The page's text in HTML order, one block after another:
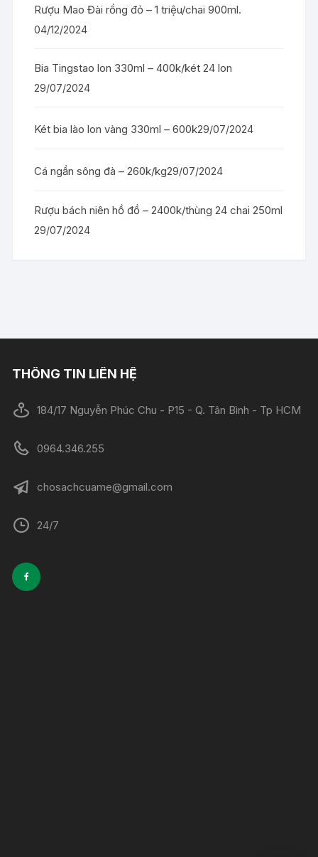
Rượu Mao Đài rồng đỏ – 1 triệu/chai 900ml.
04/12/2024
Bia Tingstao lon 330ml – 400k/két 24 lon
29/07/2024
Két bia lào lon vàng 330ml – 600k29/07/2024
Cá ngần sông đà – 260k/kg29/07/2024
Rượu bách niên hồ đồ – 2400k/thùng 24 chai 250ml
29/07/2024
THÔNG TIN LIÊN HỆ
184/17 Nguyễn Phúc Chu - P15 - Q. Tân Bình - Tp HCM
0964.346.255
chosachcuame@gmail.com
24/7